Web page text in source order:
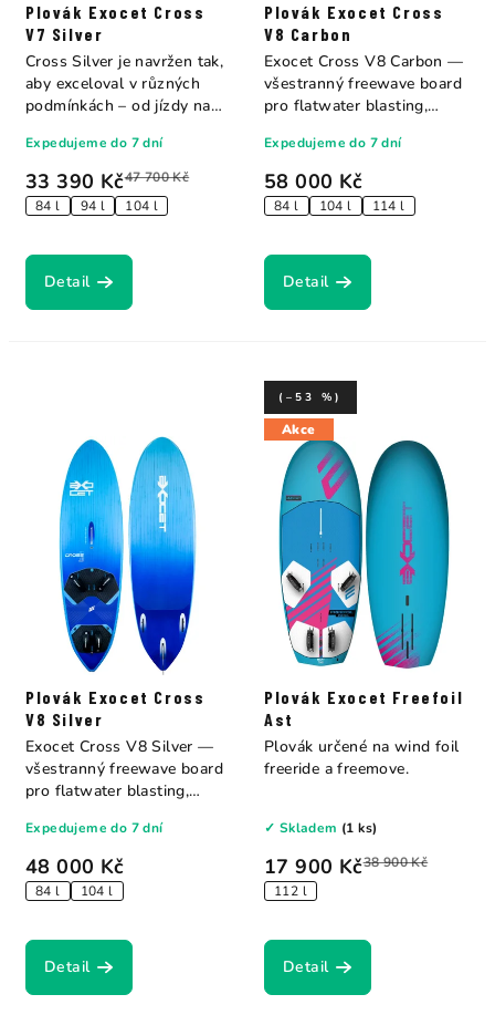
Plovák Exocet Cross
V7 Silver
33 390 Kč47 700 Kč
84 l 94 l 104 l
Expedujeme do 7 dní
Detail
Cross Silver je navržen tak,
aby exceloval v různých
podmínkách – od jízdy na
Plovák Exocet Cross
V8 Carbon
58 000 Kč
84 l 104 l 114 l
Expedujeme do 7 dní
Detail
Exocet Cross V8 Carbon —
všestranný freewave board
pro flatwater blasting,
Plovák Exocet Cross
V8 Silver
48 000 Kč
84 l 104 l
Expedujeme do 7 dní
Detail
Exocet Cross V8 Silver —
všestranný freewave board
pro flatwater blasting,
Akce
Plovák Exocet Freefoil
Ast
17 900 Kč38 900 Kč
(–53 %)
112 l
✓ Skladem (1 ks)
Detail
Plovák určené na wind foil
freeride a freemove.